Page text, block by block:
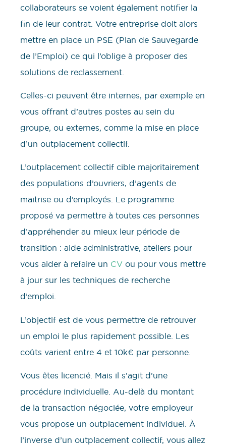
collaborateurs se voient également notifier la
fin de leur contrat. Votre entreprise doit alors
mettre en place un PSE (Plan de Sauvegarde
de l’Emploi) ce qui l’oblige à proposer des
solutions de reclassement.
Celles-ci peuvent être internes, par exemple en
vous offrant d’autres postes au sein du
groupe, ou externes, comme la mise en place
d’un outplacement collectif.
L’outplacement collectif cible majoritairement
des populations d’ouvriers, d’agents de
maitrise ou d’employés. Le programme
proposé va permettre à toutes ces personnes
d’appréhender au mieux leur période de
transition : aide administrative, ateliers pour
vous aider à refaire un CV ou pour vous mettre
à jour sur les techniques de recherche
d’emploi.
L’objectif est de vous permettre de retrouver
un emploi le plus rapidement possible. Les
coûts varient entre 4 et 10k€ par personne.
Vous êtes licencié. Mais il s’agit d’une
procédure individuelle. Au-delà du montant
de la transaction négociée, votre employeur
vous propose un outplacement individuel. À
l’inverse d’un outplacement collectif, vous allez